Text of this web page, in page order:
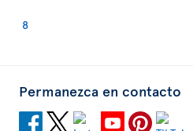
8
Permanezca en contacto